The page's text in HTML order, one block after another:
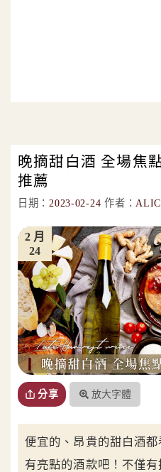
晚摘甜白酒 全場焦
推薦
日期： 2023-02-24 作者：
24
2 月
分享 放大字體
便宜的、昂貴的甜白酒
有亮點的酒款吧！不僅